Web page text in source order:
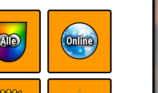
Alle Online